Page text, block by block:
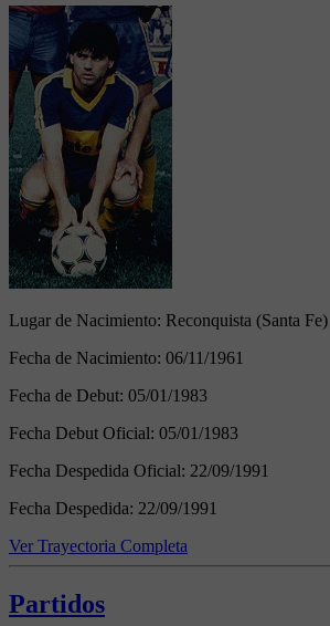
Lugar de Nacimiento: Reconquista (Santa Fe)
Fecha de Nacimiento: 06/11/1961
Fecha de Debut: 05/01/1983
Fecha Debut Oficial: 05/01/1983
Fecha Despedida Oficial: 22/09/1991
Fecha Despedida: 22/09/1991
Ver Trayectoria Completa
Partidos